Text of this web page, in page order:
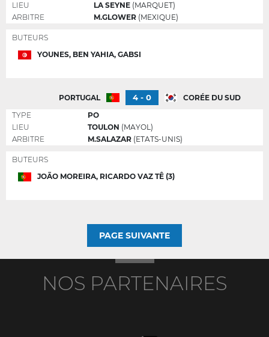
LIEU
LA SEYNE (MARQUET)
ARBITRE
M.GLOWER (MEXIQUE)
BUTEURS
YOUNES, BEN YAHIA, GABSI
PORTUGAL 4 - 0
CORÉE DU SUD
TYPE
PO
LIEU
TOULON (MAYOL)
ARBITRE
M.SALAZAR (ETATS-UNIS)
BUTEURS
JOÃO MOREIRA, RICARDO VAZ TÊ (3)
PAGE SUIVANTE
NOS PARTENAIRES